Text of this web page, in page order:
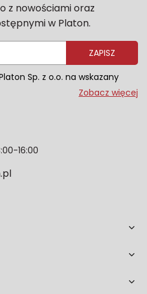
z nowościami oraz
w Platon.
ZAPISZ
Sp. z o.o. na wskazany
informacje marketingowe
znajdziesz w naszej
zgody nie wpłynie na
dokonanego przed
Zobacz więcej
16:00